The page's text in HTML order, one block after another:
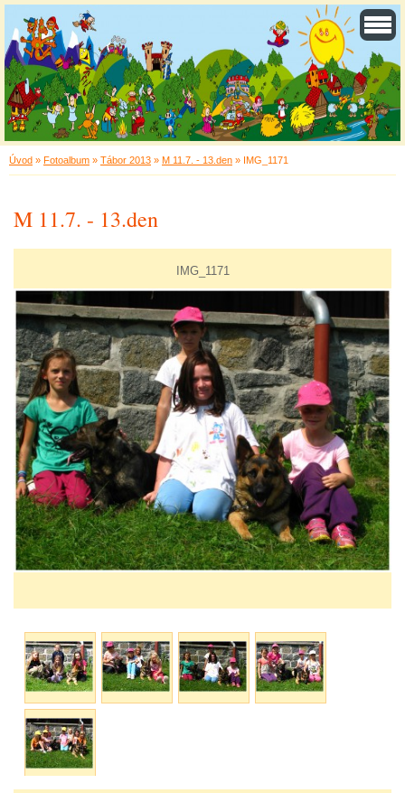
Úvod » Fotoalbum » Tábor 2013 » M 11.7. - 13.den » IMG_1171
M 11.7. - 13.den
IMG_1171